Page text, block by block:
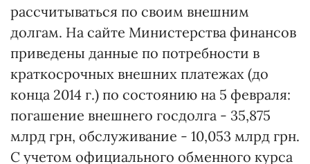
рассчитываться по своим внешним
долгам. На сайте Министерства финансов
приведены данные по потребности в
краткосрочных внешних платежах (до
конца 2014 г.) по состоянию на 5 февраля:
погашение внешнего госдолга - 35,875
млрд грн, обслуживание - 10,053 млрд грн.
С учетом официального обменного курса